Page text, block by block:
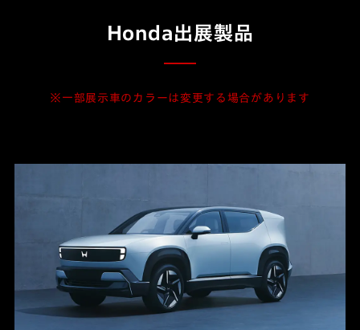
Honda出展製品
※一部展示車のカラーは変更する場合があります